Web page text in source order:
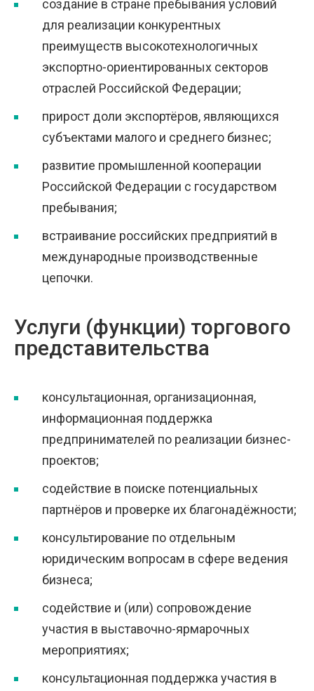
создание в стране пребывания условий
для реализации конкурентных
преимуществ высокотехнологичных
экспортно-ориентированных секторов
отраслей Российской Федерации;
прирост доли экспортёров, являющихся
субъектами малого и среднего бизнес;
развитие промышленной кооперации
Российской Федерации с государством
пребывания;
встраивание российских предприятий в
международные производственные
цепочки.
Услуги (функции) торгового
представительства
консультационная, организационная,
информационная поддержка
предпринимателей по реализации бизнес-
проектов;
содействие в поиске потенциальных
партнёров и проверке их благонадёжности;
консультирование по отдельным
юридическим вопросам в сфере ведения
бизнеса;
содействие и (или) сопровождение
участия в выставочно-ярмарочных
мероприятиях;
консультационная поддержка участия в